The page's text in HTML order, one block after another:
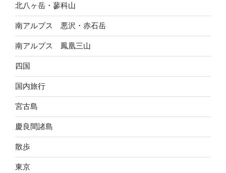
北八ヶ岳・蓼科山
南アルプス 悪沢・赤石岳
南アルプス 鳳凰三山
四国
国内旅行
宮古島
慶良間諸島
散歩
東京